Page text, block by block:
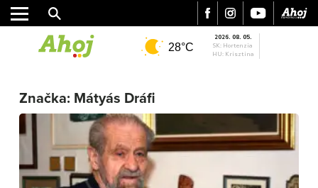
MESTO
REGIÓN
ŠPORT
KULTÚRA
28°C
2026. 08. 05.
SK: Hortenzia
HU: Krisztina
Značka: Mátyás Dráfi